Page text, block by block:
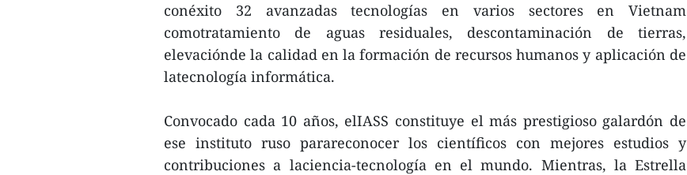
conéxito 32 avanzadas tecnologías en varios sectores en Vietnam
comotratamiento de aguas residuales, descontaminación de tierras,
elevaciónde la calidad en la formación de recursos humanos y aplicación de
latecnología informática.
Convocado cada 10 años, elIASS constituye el más prestigioso galardón de
ese instituto ruso parareconocer los científicos con mejores estudios y
contribuciones a laciencia-tecnología en el mundo. Mientras, la Estrella